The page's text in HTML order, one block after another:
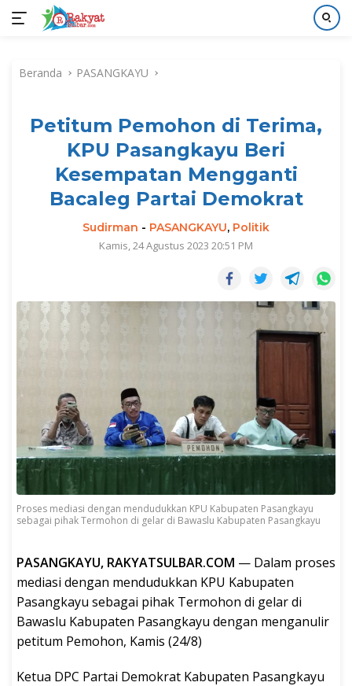
kontenBeranda PASANGKAYU
Petitum Pemohon di Terima,
KPU Pasangkayu Beri
Kesempatan Mengganti
Bacaleg Partai Demokrat
Sudirman - PASANGKAYU, Politik
Kamis, 24 Agustus 2023 20:51 PM
Proses mediasi dengan mendudukkan KPU Kabupaten Pasangkayu
sebagai pihak Termohon di gelar di Bawaslu Kabupaten Pasangkayu
PASANGKAYU, RAKYATSULBAR.COM — Dalam proses
mediasi dengan mendudukkan KPU Kabupaten
Pasangkayu sebagai pihak Termohon di gelar di
Bawaslu Kabupaten Pasangkayu dengan menganulir
petitum Pemohon, Kamis (24/8)
Ketua DPC Partai Demokrat Kabupaten Pasangkayu